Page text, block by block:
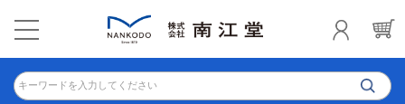
キーワードを入力してください